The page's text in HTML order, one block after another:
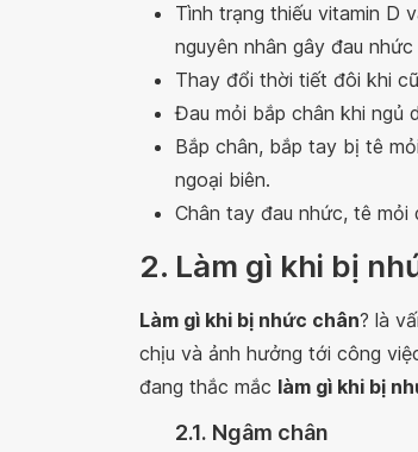
Tình trạng thiếu vitamin D
nguyên nhân gây đau
Thay đổi thời tiết đôi khi
Đau mỏi bắp chân khi ngủ
Bắp chân, bắp tay bị tê
ngoại biên.
Chân tay đau nhức, tê mỏi
2. Làm gì khi bị
Làm gì khi bị nhức chân? là
chịu và ảnh hưởng tới công
đang thắc mắc làm gì khi bị
2.1. Ngâm chân